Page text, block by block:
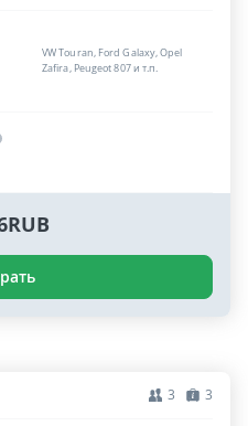
VW Touran, Ford Galaxy, Opel
Zafira, Peugeot 807 и т.п.
3 3